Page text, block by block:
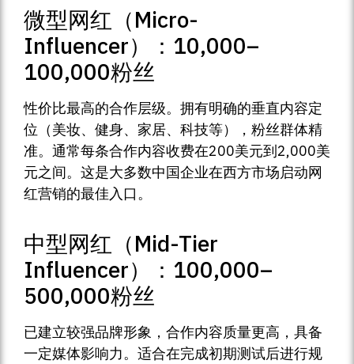
微型网红（Micro-
Influencer）：10,000–
100,000粉丝
性价比最高的合作层级。拥有明确的垂直内容定
位（美妆、健身、家居、科技等），粉丝群体精
准。通常每条合作内容收费在200美元到2,000美
元之间。这是大多数中国企业在西方市场启动网
红营销的最佳入口。
中型网红（Mid-Tier
Influencer）：100,000–
500,000粉丝
已建立较强品牌形象，合作内容质量更高，具备
一定媒体影响力。适合在完成初期测试后进行规